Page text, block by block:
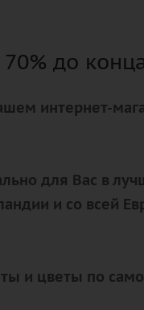
до
интернет-
для Вас в
и со всей
и цветы по